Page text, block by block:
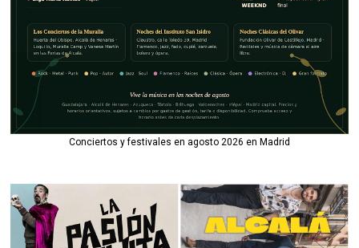
Conciertos y festivales en agosto 2026 en Madrid